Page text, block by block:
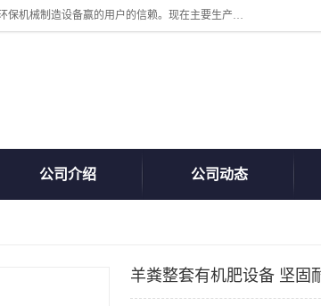
诸城汇泽机械有限公司是一家高新技术设备制造企业。公司坚持以高技术和，高服务于用户，以的环保机械制造设备赢的用户的信赖。现在主要生产死亡畜禽无害化处理和立式和卧式有机肥设备，搅拌机，烘干机，高温发酵机等。污水处理设备，固液分离机。气浮机，化制机等。公司秉承品质，用户至上，科技创新的经营理。
公司介绍 公司动态
羊粪整套有机肥设备 坚固